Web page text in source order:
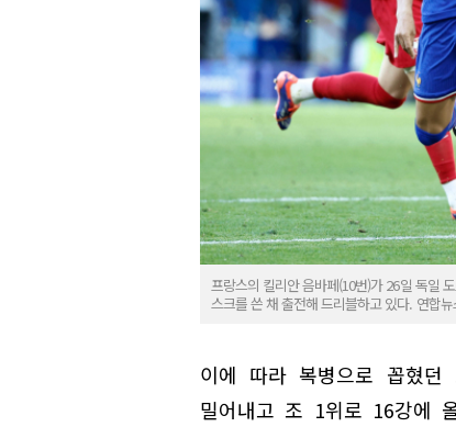
프랑스의 킬리안 음바페(10번)가 26일 독일
스크를 쓴 채 출전해 드리블하고 있다. 연합뉴
이에 따라 복병으로 꼽혔
밀어내고 조 1위로 16강에